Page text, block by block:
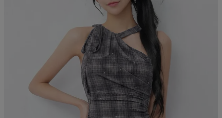
ランジェリー